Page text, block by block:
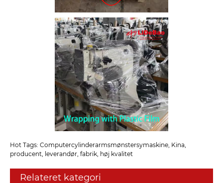
Hot Tags: Computercylinderarmsmønstersymaskine, Kina,
producent, leverandør, fabrik, høj kvalitet
Relateret kategori